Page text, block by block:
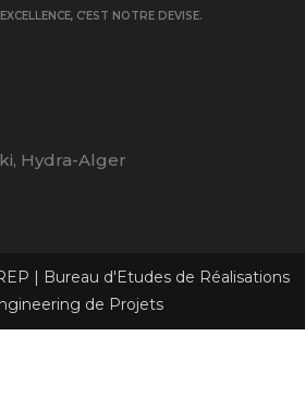
C’EST NOTRE DEVISE.
Hydra-Alger
| Bureau d'Etudes de Réalisations
de Projets